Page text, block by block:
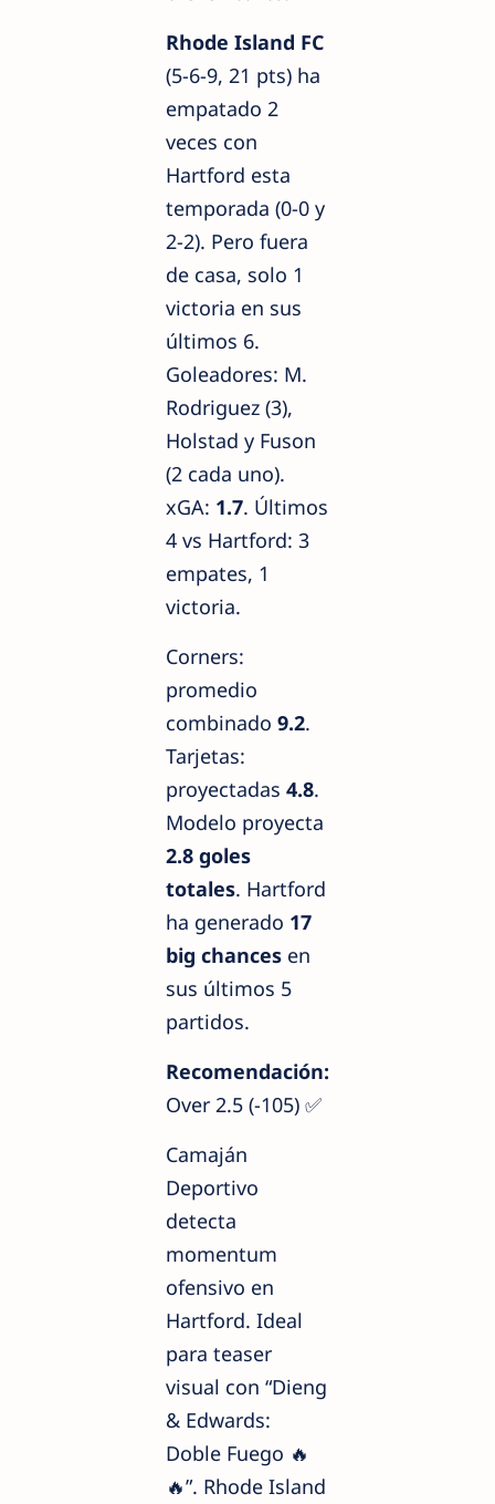
Rhode Island FC
(5-6-9, 21 pts) ha
empatado 2
veces con
Hartford esta
temporada (0-0 y
2-2). Pero fuera
de casa, solo 1
victoria en sus
últimos 6.
Goleadores: M.
Rodriguez (3),
Holstad y Fuson
(2 cada uno).
xGA: 1.7. Últimos
4 vs Hartford: 3
empates, 1
victoria.
Corners:
promedio
combinado 9.2.
Tarjetas:
proyectadas 4.8.
Modelo proyecta
2.8 goles
totales. Hartford
ha generado 17
big chances en
sus últimos 5
partidos.
Recomendación:
Over 2.5 (-105) ✅
Camaján
Deportivo
detecta
momentum
ofensivo en
Hartford. Ideal
para teaser
visual con “Dieng
& Edwards:
Doble Fuego 🔥
🔥”. Rhode Island